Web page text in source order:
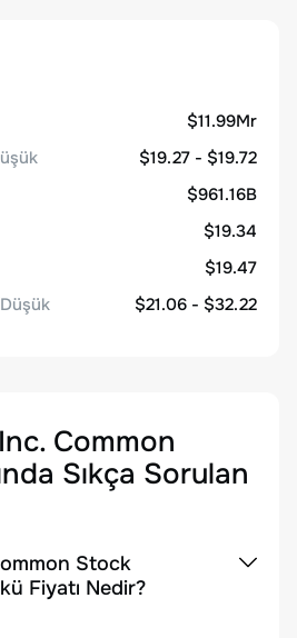
$11.99Mr
$19.27 - $19.72
$961.16B
$19.34
$19.47
$21.06 - $32.22
Common
Sıkça Sorulan
Stock
Fiyatı Nedir?